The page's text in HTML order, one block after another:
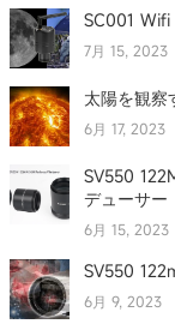
SC001 Wifi
7月 15, 2023
太陽を観察
6月 17, 2023
SV550
デューサー
6月 15, 2023
SV550
6月 9, 2023